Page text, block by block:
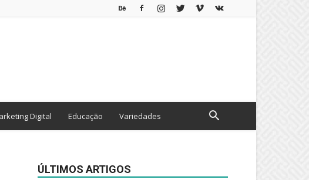
Digital Educação Variedades
ÚLTIMOS ARTIGOS